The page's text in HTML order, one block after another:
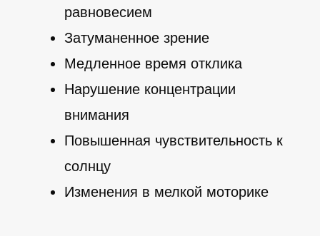
равновесием
Затуманенное зрение
Медленное время отклика
Нарушение концентрации
внимания
Повышенная чувствительность к
солнцу
Изменения в мелкой моторике